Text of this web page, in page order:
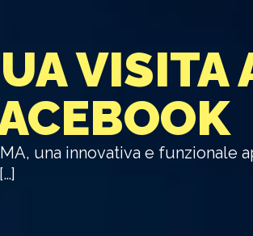
VISITA
una innovativa e funzionale